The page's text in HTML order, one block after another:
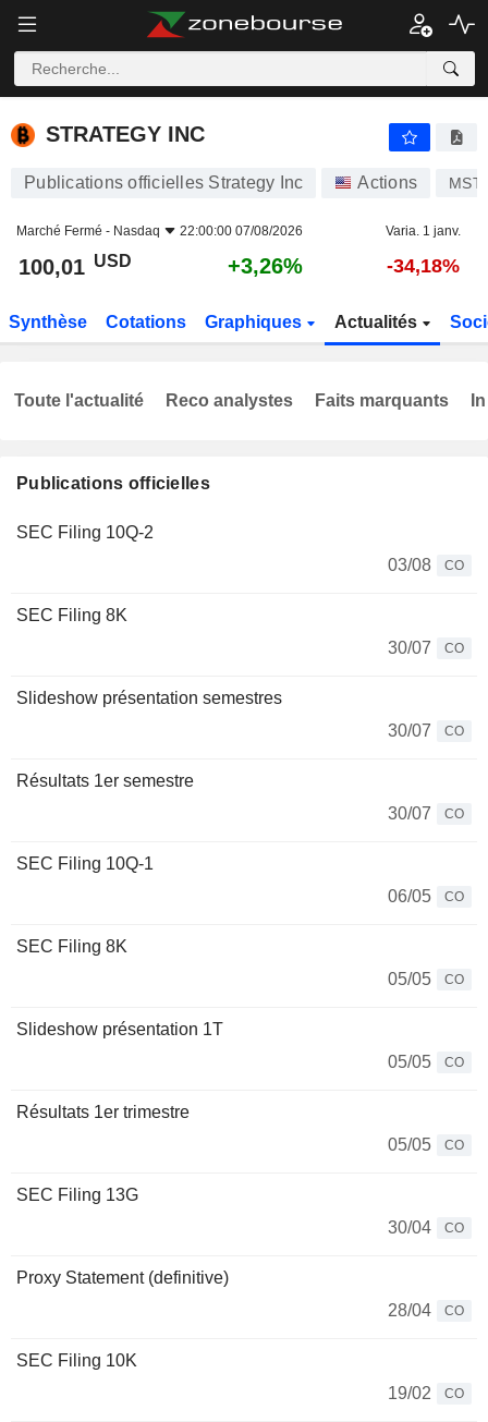
STRATEGY INC
STRATEGY INC
Publications officielles Strategy Inc Actions
Marché Fermé - Nasdaq 22:00:00 07/08/2026 Varia. 1 janv.
100,01 USD +3,26% -34,18%
Synthèse Cotations Graphiques Actualités
Publications officielles
SEC Filing 10Q-2
03/08
CO
SEC Filing 8K
30/07
CO
Slideshow présentation semestres
30/07
CO
Résultats 1er semestre
30/07
CO
SEC Filing 10Q-1
06/05
CO
SEC Filing 8K
05/05
CO
Slideshow présentation 1T
05/05
CO
Résultats 1er trimestre
05/05
CO
SEC Filing 13G
30/04
CO
Proxy Statement (definitive)
28/04
CO
SEC Filing 10K
19/02
CO
Toute l'actualité Reco analystes Faits marquants